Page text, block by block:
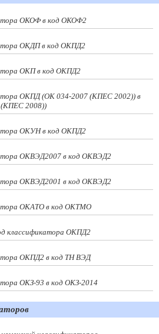
ОКОФ в код ОКОФ2
ОКДП в код ОКПД2
ОКП в код ОКПД2
ОКПД (ОК 034-2007 (КПЕС 2002)) в
2008))
ОКУН в код ОКПД2
ОКВЭД2007 в код ОКВЭД2
ОКВЭД2001 в код ОКВЭД2
ОКАТО в код ОКТМО
классификатора ОКПД2
ОКПД2 в код ТН ВЭД
ОКЗ-93 в код ОКЗ-2014